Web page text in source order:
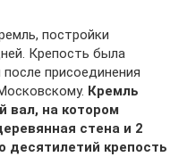
постройки
Крепость была
присоединения
Кремль
вал, на котором
стена и 2
десятилетий крепость